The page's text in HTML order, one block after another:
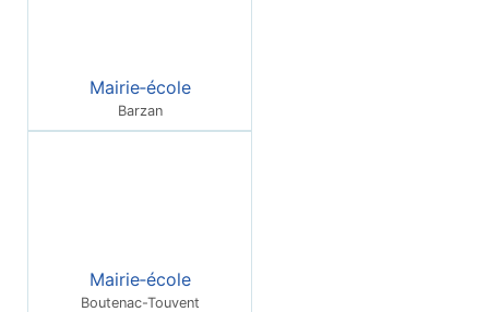
Mairie‑école
Barzan
Mairie‑école
Boutenac-Touvent